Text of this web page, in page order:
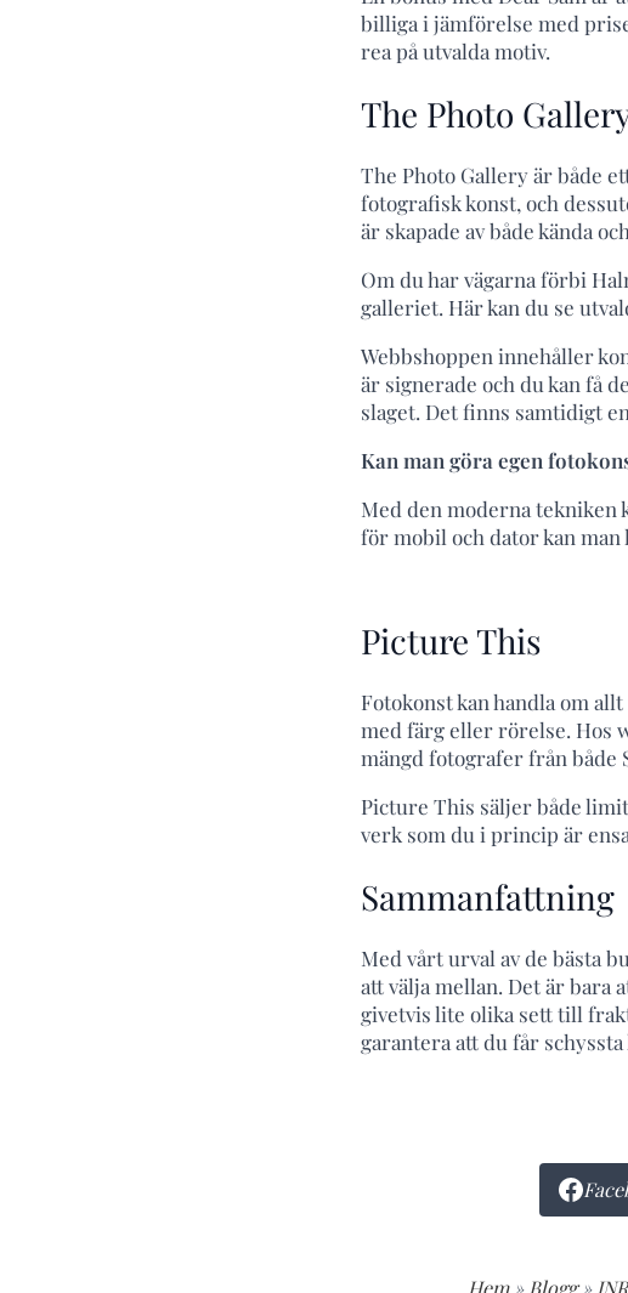
billiga i jämförelse med
rea på utvalda motiv.
The Photo
The Photo Gallery är både
fotografisk konst, och
är skapade av både kända
Om du har vägarna förbi
galleriet. Här kan du se
Webbshoppen innehåller
är signerade och du kan få
slaget. Det finns samtidigt
Kan man göra egen
Med den moderna tekniken
för mobil och dator kan
Picture This
Fotokonst kan handla om
med färg eller rörelse. Hos
mängd fotografer från både
Picture This säljer både
verk som du i princip är
Sammanfattning
Med vårt urval av de bästa
att välja mellan. Det är bara
givetvis lite olika sett till
garantera att du får